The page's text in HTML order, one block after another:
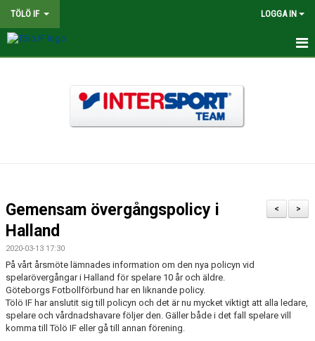
TÖLÖ IF LOGGA IN
MATCHER
KALENDER
LEDARE
FÖRENINGSINFO
>
<
Gemensam övergångspolicy i
Halland
2020-03-13 17:30
På vårt årsmöte lämnades information om den nya policyn vid
spelarövergångar i Halland för spelare 10 år och äldre.
Göteborgs Fotbollförbund har en liknande policy.
Tölö IF har anslutit sig till policyn och det är nu mycket viktigt att alla ledare,
spelare och vårdnadshavare följer den. Gäller både i det fall spelare vill
komma till Tölö IF eller gå till annan förening.